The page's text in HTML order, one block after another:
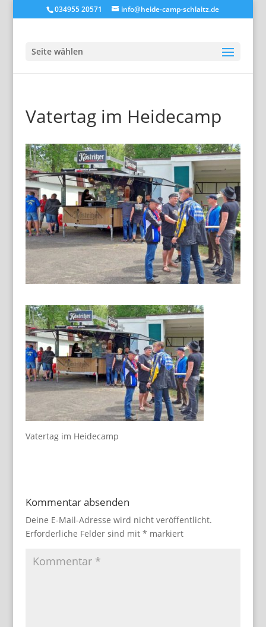
034955 20571 info@heide-camp-schlaitz.de
Seite wählen
Vatertag im Heidecamp
Vatertag im Heidecamp
Kommentar absenden
Deine E-Mail-Adresse wird nicht veröffentlicht.
Erforderliche Felder sind mit * markiert